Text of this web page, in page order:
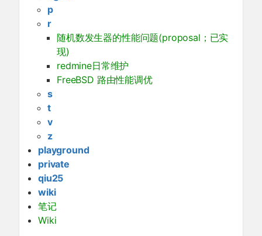
p
r
随机数发生器的性能问题(proposal；已实
现)
redmine日常维护
FreeBSD 路由性能调优
s
t
v
z
playground
private
qiu25
wiki
笔记
Wiki